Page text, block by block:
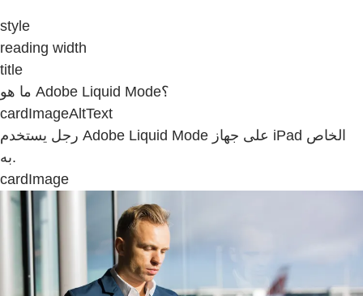
style
reading width
title
ما هو Adobe Liquid Mode؟
cardImageAltText
رجل يستخدم Adobe Liquid Mode على جهاز iPad الخاص
به.
cardImage